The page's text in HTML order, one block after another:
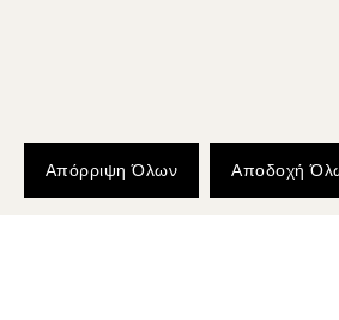
Απόρριψη Όλων Αποδοχή